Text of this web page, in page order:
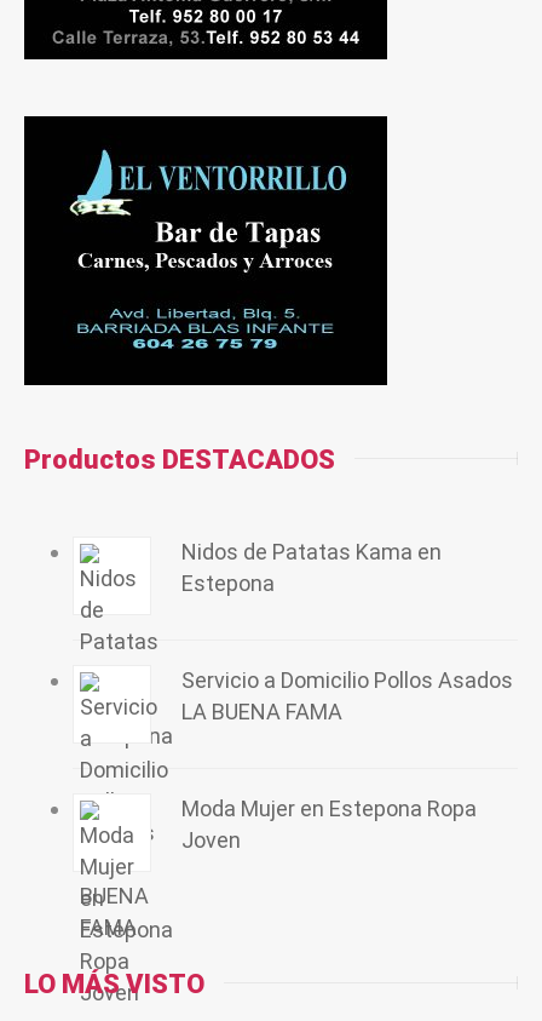
Productos DESTACADOS
Nidos de Patatas Kama en
Estepona
Servicio a Domicilio Pollos Asados
LA BUENA FAMA
Moda Mujer en Estepona Ropa
Joven
LO MÁS VISTO